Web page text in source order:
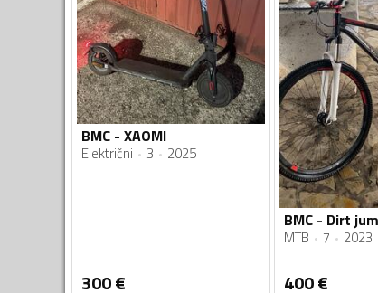
BMC - XAOMI
Električni 3 2025
300€
BMC - Dirt
MTB 7 2023
400€